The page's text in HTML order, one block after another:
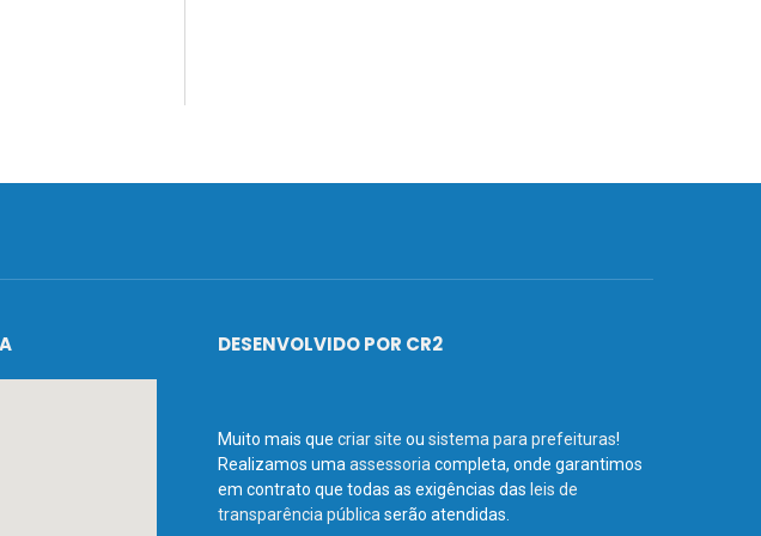
DESENVOLVIDO POR CR2
Muito mais que criar site ou sistema para prefeituras!
Realizamos uma assessoria completa, onde garantimos
em contrato que todas as exigências das leis de
transparência pública serão atendidas.